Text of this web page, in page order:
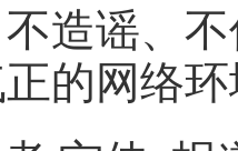
造谣、
的网络